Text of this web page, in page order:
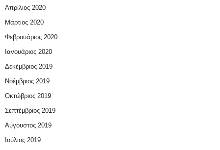
Απρίλιος 2020
Μάρτιος 2020
Φεβρουάριος 2020
Ιανουάριος 2020
Δεκέμβριος 2019
Νοέμβριος 2019
Οκτώβριος 2019
Σεπτέμβριος 2019
Αύγουστος 2019
Ιούλιος 2019